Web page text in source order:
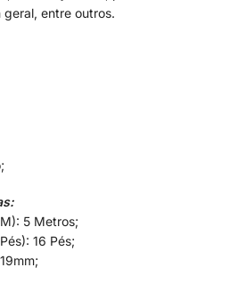
entre outros.
5 Metros;
16 Pés;